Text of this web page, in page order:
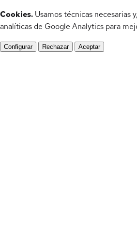
Cookies. Usamos técnicas necesarias
analíticas de Google Analytics para
Configurar Rechazar Aceptar